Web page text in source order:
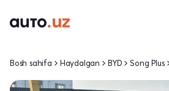
Bosh sahifa Haydalgan BYD Song Plus